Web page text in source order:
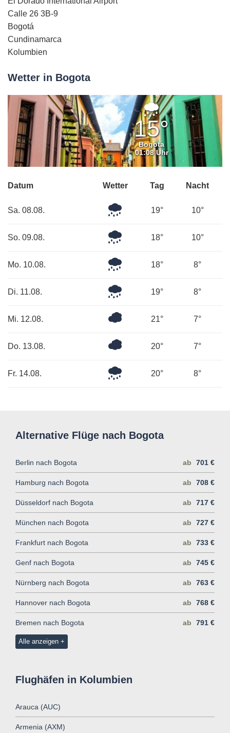
Calle 26 3B-9
Bogotá
Cundinamarca
Kolumbien
Wetter in Bogota
Leichter
Regen
15°
Bogota
01:08 Uhr
Datum Wetter Tag Nacht
Sa. 08.08. 19° 10°
So. 09.08.
Mäßiger18° 10°
Mo. 10.08. 18° 8°
Di. 11.08. 19° 8°
Mi. 12.08.
Überwiegend
21° 7°
Do. 13.08.
Überwiegend
20° 7°
Fr. 14.08. 20° 8°
Alternative Flüge nach Bogota
Berlin nach Bogota ab 701 €
Hamburg nach Bogota ab 708 €
Düsseldorf nach Bogota ab 717 €
München nach Bogota ab 727 €
Frankfurt nach Bogota ab 733 €
Genf nach Bogota ab 745 €
Nürnberg nach Bogota ab 763 €
Hannover nach Bogota ab 768 €
Bremen nach Bogota ab 791 €
Alle anzeigen
Flughäfen in Kolumbien
Arauca (AUC)
Armenia (AXM)